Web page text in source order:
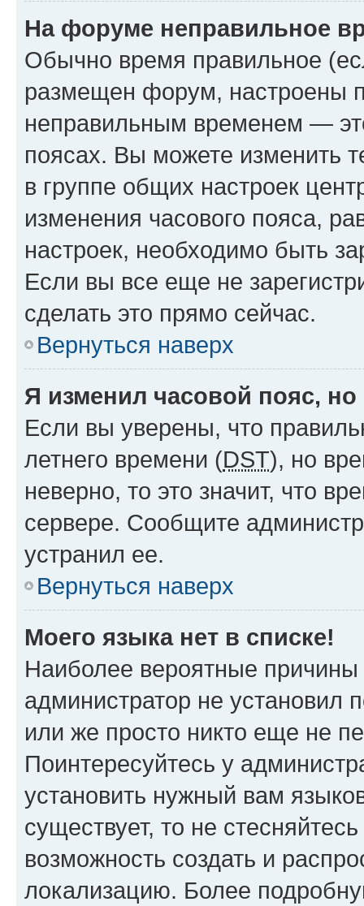
На форуме неправильное
Обычно время правильное
размещен форум, настроены
неправильным временем —
поясах. Вы можете изменить
в группе общих настроек
изменения часового пояса,
настроек, необходимо быть
Если вы все еще не
сделать это прямо сейчас.
Вернуться наверх
Я изменил часовой пояс,
Если вы уверены, что
летнего времени (DST), но
неверно, то это значит, что
сервере. Сообщите
устранил ее.
Вернуться наверх
Моего языка нет в списке!
Наиболее вероятные причины
администратор не установил
или же просто никто еще не
Поинтересуйтесь у
установить нужный вам
существует, то не
возможность создать и
локализацию. Более